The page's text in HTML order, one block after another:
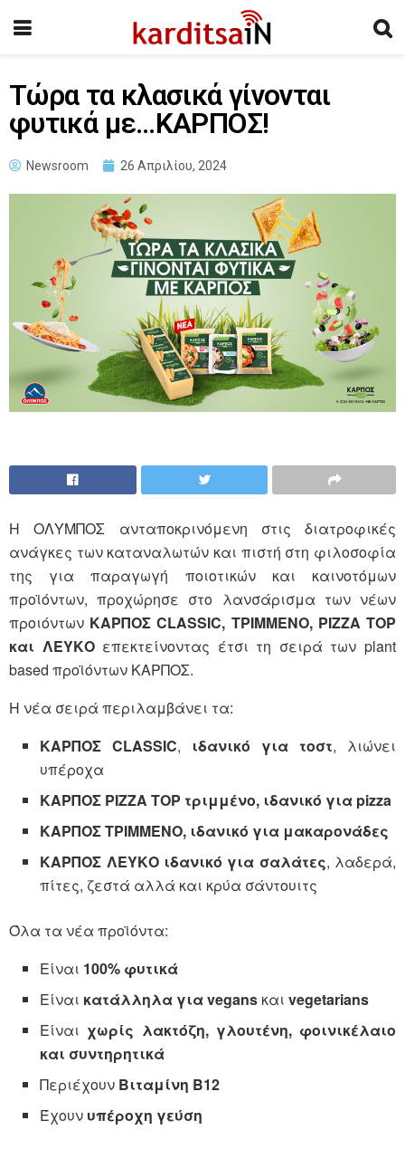
Τώρα τα κλασικά γίνονται
φυτικά με…ΚΑΡΠΟΣ!
Newsroom 26 Απριλίου, 2024
Η ΟΛΥΜΠΟΣ ανταποκρινόμενη στις διατροφικές
ανάγκες των καταναλωτών και πιστή στη φιλοσοφία
της για παραγωγή ποιοτικών και καινοτόμων
προϊόντων, προχώρησε στο λανσάρισμα των νέων
προιόντων ΚΑΡΠΟΣ CLASSIC, ΤΡΙΜΜΕΝΟ, PIZZA TOP
και ΛΕΥΚΟεπεκτείνοντας έτσι τη σειρά των plant
based προϊόντων ΚΑΡΠΟΣ.
Η νέα σειρά περιλαμβάνει τα:
ΚΑΡΠΟΣ CLASSIC, ιδανικό για τοστ, λιώνει
υπέροχα
ΚΑΡΠΟΣ PIZZA TOP τριμμένο, ιδανικό για pizza
ΚΑΡΠΟΣ ΤΡΙΜΜΕΝΟ, ιδανικό για μακαρονάδες
ΚΑΡΠΟΣ ΛΕΥΚΟ ιδανικό για σαλάτες, λαδερά,
πίτες, ζεστά αλλά και κρύα σάντουιτς
Όλα τα νέα προϊόντα:
Είναι 100% φυτικά
Είναι κατάλληλα για vegans καιvegetarians
Είναι χωρίς λακτόζη, γλουτένη, φοινικέλαιο
και συντηρητικά
Περιέχουν Βιταμίνη Β12
Έχουν υπέροχη γεύση